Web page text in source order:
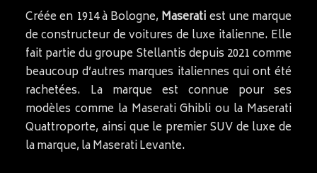
Créée en 1914 à Bologne,Maseratiest une marque
de constructeur de voitures de luxe italienne. Elle
fait partie du groupe Stellantis depuis 2021 comme
beaucoup d’autres marques italiennes qui ont été
rachetées. La marque est connue pour ses
modèles comme la Maserati Ghibli ou la Maserati
Quattroporte, ainsi que le premier SUV de luxe de
la marque, la Maserati Levante.